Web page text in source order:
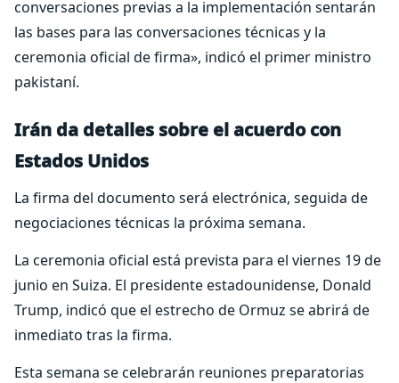
conversaciones previas a la implementación sentarán
las bases para las conversaciones técnicas y la
ceremonia oficial de firma», indicó el primer ministro
pakistaní.
Irán da detalles sobre el acuerdo con
Estados Unidos
La firma del documento será electrónica, seguida de
negociaciones técnicas la próxima semana.
La ceremonia oficial está prevista para el viernes 19 de
junio en Suiza. El presidente estadounidense, Donald
Trump, indicó que el estrecho de Ormuz se abrirá de
inmediato tras la firma.
Esta semana se celebrarán reuniones preparatorias